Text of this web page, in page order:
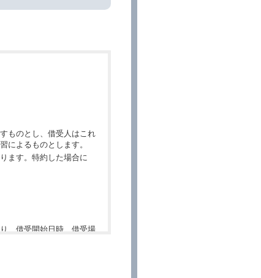
ものとし、借受人はこれ
によるものとします。
ます。特約した場合に
、借受開始日時、借受場
内容と実際に相違があっ